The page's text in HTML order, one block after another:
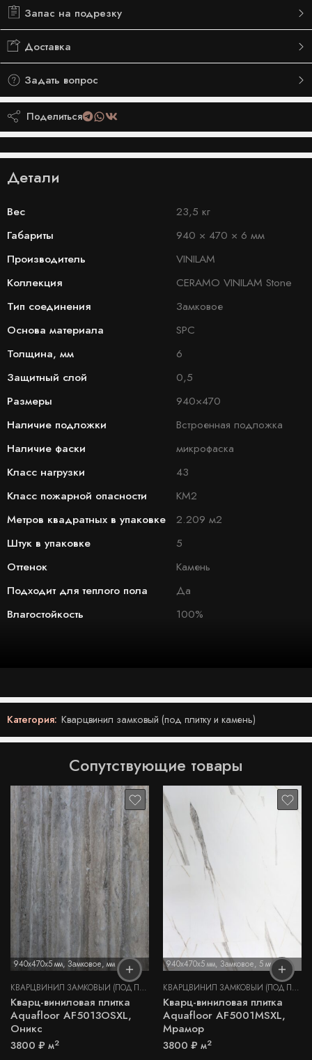
Запас на подрезку
Доставка
Задать вопрос
Поделиться
Детали
Вес
23,5 кг
Габариты
940 × 470 × 6 мм
Производитель
VINILAM
Коллекция
CERAMO VINILAM Stone
Тип соединения
Замковое
Основа материала
SPC
Толщина, мм
6
Защитный слой
0,5
Размеры
940×470
Наличие подложки
Встроенная подложка
Наличие фаски
микрофаска
Класс нагрузки
43
Класс пожарной опасности
КМ2
Метров квадратных в упаковке
2.209 м2
Штук в упаковке
5
Оттенок
Камень
Подходит для теплого пола
Да
Влагостойкость
100%
Категория: Кварцвинил замковый (под плитку и камень)
Сопутствующие товары
940x470x5 мм, Замковое,мм
КВАРЦВИНИЛ ЗАМКОВЫЙ (ПОД ПЛИТКУ И КАМЕНЬ)
Кварц-виниловая плитка
Aquafloor AF5013OSXL,
Оникс
3800 ₽ м2
940x470x5 мм, Замковое, 5 мм
КВАРЦВИНИЛ ЗАМКОВЫЙ (ПОД ПЛИТКУ И КАМЕНЬ)
Кварц-виниловая плитка
Aquafloor AF5001MSXL,
Мрамор
3800 ₽ м2